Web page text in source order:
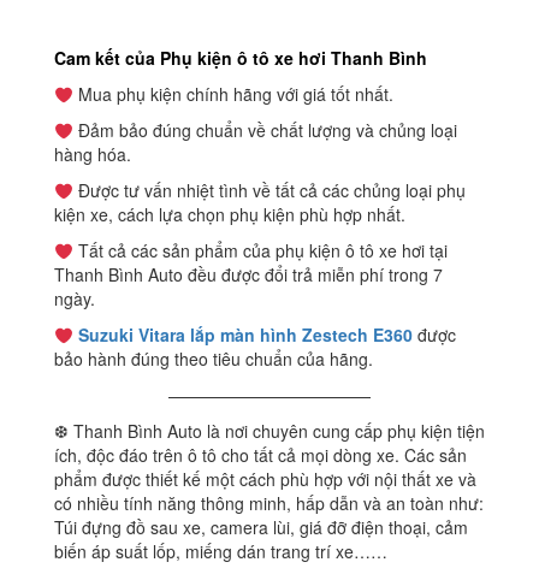
Cam kết của Phụ kiện ô tô xe hơi Thanh Bình
Mua phụ kiện chính hãng với giá tốt nhất.
Đảm bảo đúng chuẩn về chất lượng và chủng loại
hàng hóa.
Được tư vấn nhiệt tình về tất cả các chủng loại phụ
kiện xe, cách lựa chọn phụ kiện phù hợp nhất.
Tất cả các sản phẩm của phụ kiện ô tô xe hơi tại
Thanh Bình Auto đều được đổi trả miễn phí trong 7
ngày.
Suzuki Vitara lắp màn hình Zestech E360được
bảo hành đúng theo tiêu chuẩn của hãng.
————————————
❆ Thanh Bình Auto là nơi chuyên cung cấp phụ kiện tiện
ích, độc đáo trên ô tô cho tất cả mọi dòng xe. Các sản
phẩm được thiết kế một cách phù hợp với nội thất xe và
có nhiều tính năng thông minh, hấp dẫn và an toàn như:
Túi đựng đồ sau xe, camera lùi, giá đỡ điện thoại, cảm
biến áp suất lốp, miếng dán trang trí xe……